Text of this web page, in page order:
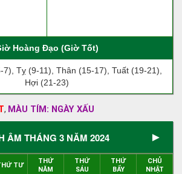
Hoàng Đạo (Giờ Tốt)
Tỵ (9-11), Thân (15-17), Tuất (19-21),
Hợi (21-23)
, MÀU TÍM: NGÀY XẤU
ÂM THÁNG 3 NĂM 2024 ►
TƯ
THỨ
NĂM
THỨ
SÁU
THỨ
BẨY
CHỦ
NHẬT